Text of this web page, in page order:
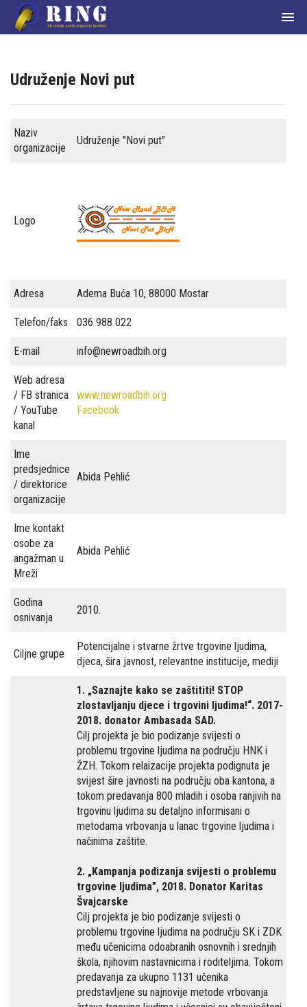

Početna
Članice
Zakoni
i
politike
Publikacije
Prevencija
Udruženje Novi put
Naziv
organizacije
Udruženje "Novi put"
Logo
Adresa Adema Buća 10, 88000 Mostar
Telefon/faks 036 988 022
E-mail info@newroadbih.org
Web adresa
/ FB stranica
/ YouTube
kanal
www.newroadbih.org
Facebook
Ime
predsjednice
/ direktorice
organizacije
Abida Pehlić
Ime kontakt
osobe za
angažman u
Mreži
Abida Pehlić
Godina
osnivanja
2010.
Ciljne grupe
Potencijalne i stvarne žrtve trgovine ljudima,
djeca, šira javnost, relevantne institucije, mediji
1. „Saznajte kako se zaštititi! STOP
zlostavljanju djece i trgovini ljudima!“. 2017-
2018. donator Ambasada SAD.
Cilj projekta je bio podizanje svijesti o
problemu trgovine ljudima na području HNK i
ŽZH. Tokom relaizacije projekta podignuta je
svijest šire javnosti na području oba kantona, a
tokom predavanja 800 mladih i osoba ranjivih na
trgovinu ljudima su detaljno informisani o
metodama vrbovanja u lanac trgovine ljudima i
načinima zaštite.
2. „Kampanja podizanja svijesti o problemu
trgovine ljudima”, 2018. Donator Karitas
Švajcarske
Cilj projekta je bio podizanje svijesti o
problemu trgovine ljudima na području SK i ZDK
među učenicima odoabranih osnovnih i srednjih
škola, njihovim nastavnicima i roditeljima. Tokom
predavanja za ukupno 1131 učenika
predstavljene su najnovije metode vrbovanja